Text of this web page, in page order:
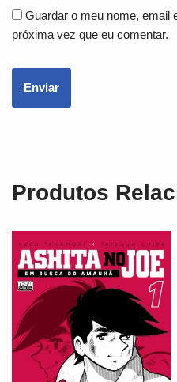
Guardar o meu nome, email
próxima vez que eu comentar.
Produtos